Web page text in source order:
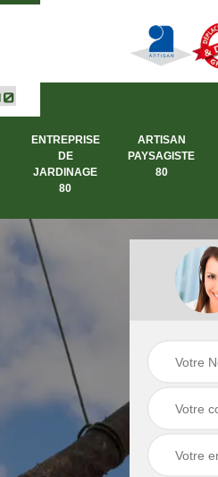
ENTREPRISE
DE
JARDINAGE
80
ARTISAN
PAYSAGISTE
80
Dessouchage arbre
et haie 80